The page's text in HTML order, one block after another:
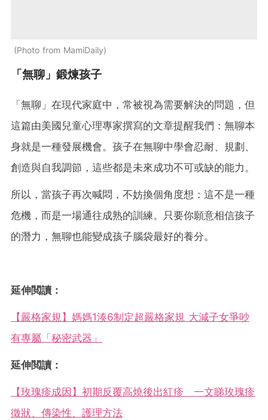
Photo from MamiDaily
「無聊」鍛煉孩子
「無聊」在現代家庭中，常被視為需要解決的問題，但
這篇由美國兒童心理專家撰寫的文章提醒我們：無聊本
身就是一種發展機會。孩子在無聊中學會忍耐、規劃、
創造與自我調節，這些都是未來成功不可或缺的能力。
所以，當孩子再次喊悶，不妨換個角度想：這不是一種
危機，而是一場通往成熟的訓練。只要你願意相信孩子
的潛力，無聊也能變成孩子腦袋最好的養分。
延伸閲讀：
【嚴格家規】媽媽1湊6制定超嚴格家規 大減子女爭吵
有專屬「秘密武器」
延伸閲讀：
【玫瑰疹成因】初期反覆高燒後出紅疹 一文睇玫瑰疹
徵狀、傳染性、護理方法